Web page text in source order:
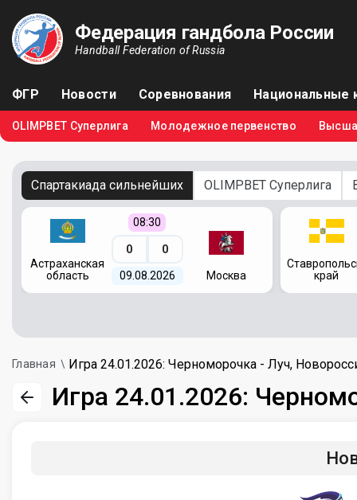
Федерация гандбола России
Handball Federation of Russia
ФГР Новости Соревнования Национальные
OLIMPBET Суперлига Молодежное первенство
Спартакиада сильнейших OLIMPBET Суперлига
Астраханская
область
08:30
0 0
09.08.2026 Москва
край
Главная Игра 24.01.2026: Черноморочка - Луч,
Игра 24.01.2026: